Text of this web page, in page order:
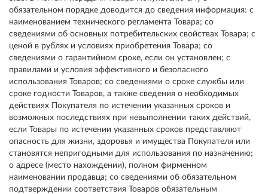
обязательном порядке доводится до сведения информация: с
наименованием технического регламента Товара; со
сведениями об основных потребительских свойствах Товара; с
ценой в рублях и условиях приобретения Товара; со
сведениями о гарантийном сроке, если он установлен; с
правилами и условия эффективного и безопасного
использования Товаров; со сведениями о сроке службы или
сроке годности Товаров, а также сведения о необходимых
действиях Покупателя по истечении указанных сроков и
возможных последствиях при невыполнении таких действий,
если Товары по истечении указанных сроков представляют
опасность для жизни, здоровья и имущества Покупателя или
становятся непригодными для использования по назначению;
о адресе (место нахождении), полном фирменном
наименовании продавца; со сведениями об обязательном
подтверждении соответствия Товаров обязательным